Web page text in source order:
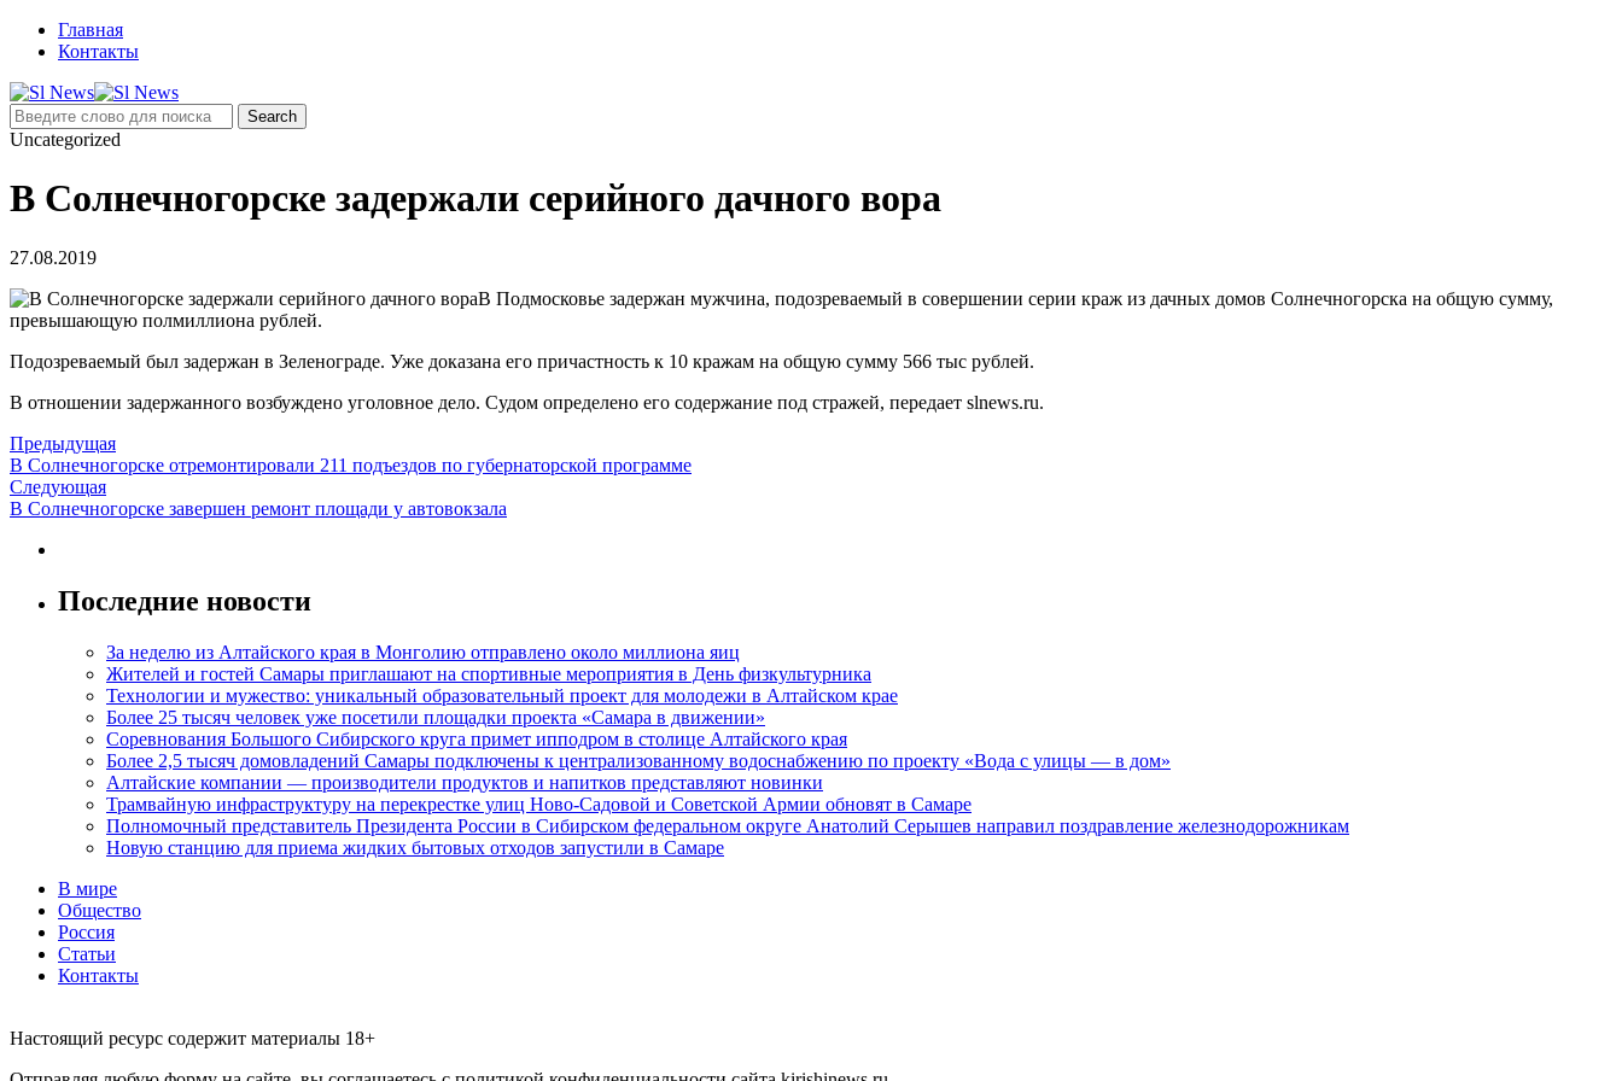
Главная
Контакты
Uncategorized
В Солнечногорске задержали серийного дачного вора
27.08.2019
В Подмосковье задержан мужчина, подозреваемый в совершении серии краж из дачных домов Солнечногорска на общую сумму,
превышающую полмиллиона рублей.
Подозреваемый был задержан в Зеленограде. Уже доказана его причастность к 10 кражам на общую сумму 566 тыс рублей.
В отношении задержанного возбуждено уголовное дело. Судом определено его содержание под стражей, передает slnews.ru.
Предыдущая
В Солнечногорске отремонтировали 211 подъездов по губернаторской программе
Следующая
В Солнечногорске завершен ремонт площади у автовокзала
Последние новости
За неделю из Алтайского края в Монголию отправлено около миллиона яиц
Жителей и гостей Самары приглашают на спортивные мероприятия в День физкультурника
Технологии и мужество: уникальный образовательный проект для молодежи в Алтайском крае
Более 25 тысяч человек уже посетили площадки проекта «Самара в движении»
Соревнования Большого Сибирского круга примет ипподром в столице Алтайского края
Более 2,5 тысяч домовладений Самары подключены к централизованному водоснабжению по проекту «Вода с улицы — в дом»
Алтайские компании — производители продуктов и напитков представляют новинки
Трамвайную инфраструктуру на перекрестке улиц Ново-Садовой и Советской Армии обновят в Самаре
Полномочный представитель Президента России в Сибирском федеральном округе Анатолий Серышев направил поздравление железнодорожникам
Новую станцию для приема жидких бытовых отходов запустили в Самаре
В мире
Общество
Россия
Статьи
Контакты
Настоящий ресурс содержит материалы 18+